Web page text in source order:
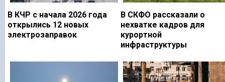
В КЧР с начала 2026 года
открылись 12 новых
электрозаправок
В СКФО рассказали о
нехватке кадров для
курортной
инфраструктуры